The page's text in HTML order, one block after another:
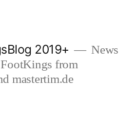
2019+
News
from
mastertim.de